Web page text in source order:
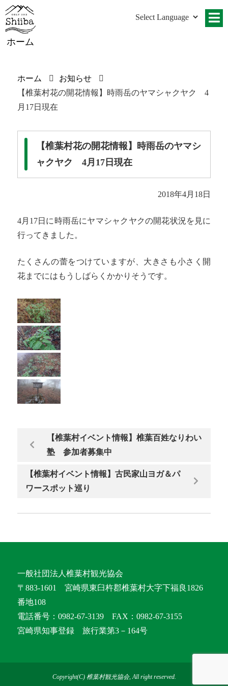
ホーム
ホーム
お知らせ
【椎葉村花の開花情報】時雨岳のヤマシャクヤク 4
月17日現在
【椎葉村花の開花情報】時雨岳のヤマシ
ャクヤク 4月17日現在
2018年4月18日
4月17日に時雨岳にヤマシャクヤクの開花状況を見に
行ってきました。
たくさんの蕾をつけていますが、大きさも小さく開
花までにはもうしばらくかかりそうです。
【椎葉村イベント情報】椎葉百姓なりわい
塾 参加者募集中
【椎葉村イベント情報】古民家山ヨガ＆パ
ワースポット巡り
一般社団法人椎葉村観光協会
〒883-1601 宮崎県東臼杵郡椎葉村大字下福良1826
番地108
電話番号：0982-67-3139 FAX：0982-67-3155
宮崎県知事登録 旅行業第3－164号
Copyright(C) 椎葉村観光協会, All right reserved.